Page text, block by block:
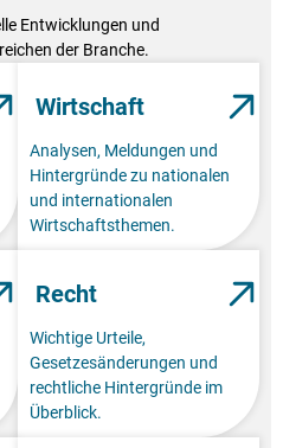
Entwicklungen und
der Branche.
Wirtschaft
Analysen, Meldungen und
Hintergründe zu nationalen
und internationalen
Wirtschaftsthemen.
Recht
Wichtige Urteile,
Gesetzesänderungen und
rechtliche Hintergründe im
Überblick.